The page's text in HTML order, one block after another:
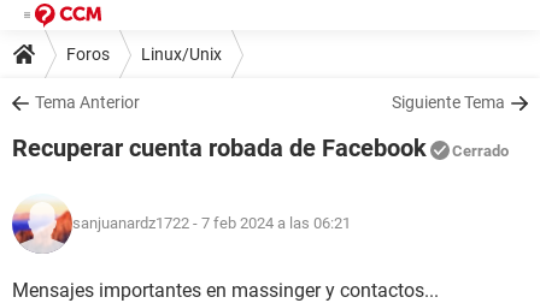
Foros Linux/Unix
Tema Anterior Siguiente Tema
Recuperar cuenta robada de Facebook Cerrado
sanjuanardz1722 - 7 feb 2024 a las 06:21
Mensajes importantes en massinger y contactos...